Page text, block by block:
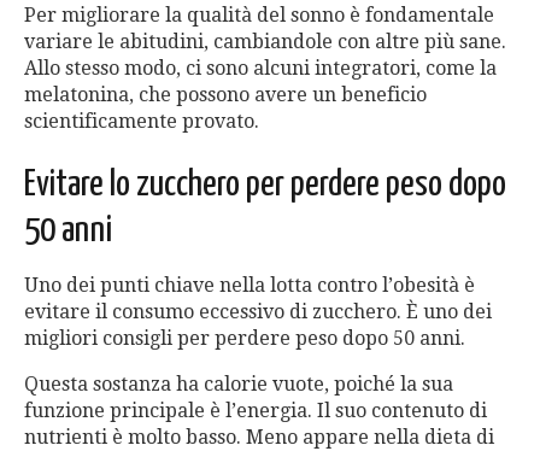
Per migliorare la qualità del sonno è fondamentale
variare le abitudini, cambiandole con altre più sane.
Allo stesso modo, ci sono alcuni integratori, come la
melatonina, che possono avere un beneficio
scientificamente provato.
Evitare lo zucchero per perdere peso dopo
50 anni
Uno dei punti chiave nella lotta contro l’obesità è
evitare il consumo eccessivo di zucchero. È uno dei
migliori consigli per perdere peso dopo 50 anni.
Questa sostanza ha calorie vuote, poiché la sua
funzione principale è l’energia. Il suo contenuto di
nutrienti è molto basso. Meno appare nella dieta di